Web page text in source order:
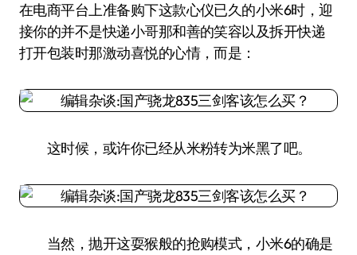
在电商平台上准备购下这款心仪已久的小米6时，迎
接你的并不是快递小哥那和善的笑容以及拆开快递
打开包装时那激动喜悦的心情，而是：
这时候，或许你已经从米粉转为米黑了吧。
当然，抛开这耍猴般的抢购模式，小米6的确是